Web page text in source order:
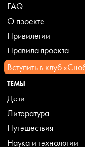
FAQ
О проекте
Привилегии
Правила проекта
Вступить в клуб
ТЕМЫ
Дети
Литература
Путешествия
Наука и технологии